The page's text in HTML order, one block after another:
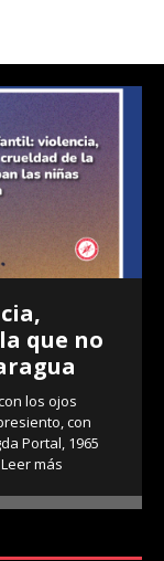
que no
los ojos
con
Portal, 1965
Leer más